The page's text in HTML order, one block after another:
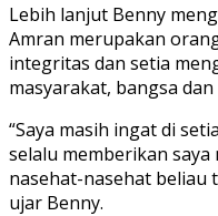
Lebih lanjut Benny
Amran merupakan
integritas dan setia
masyarakat, bangsa dan
“Saya masih ingat di
selalu memberikan
nasehat-nasehat beliau
ujar Benny.